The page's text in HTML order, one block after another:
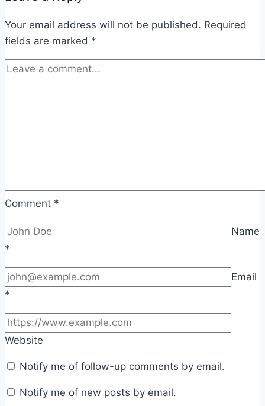
Your email address will not be published. Required
fields are marked *
Comment *
Name
*
Email
*
Website
Notify me of follow-up comments by email.
Notify me of new posts by email.